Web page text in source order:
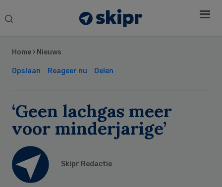
Search
Home › Nieuws
Opslaan Reageer nu Delen
‘Geen lachgas meer
voor minderjarige’
Skipr Redactie
Sidebar